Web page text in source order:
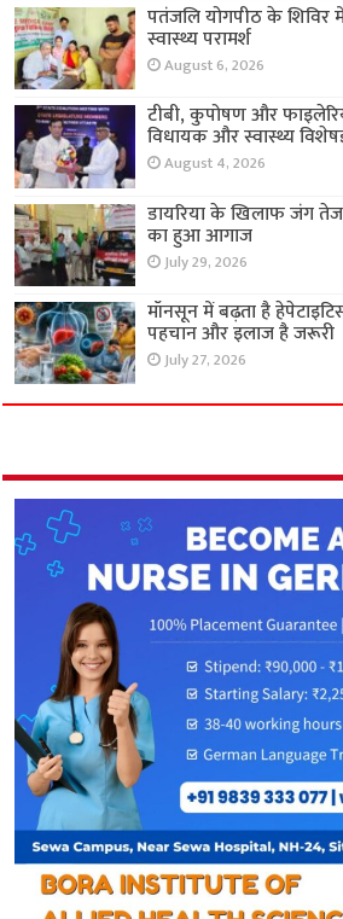
पतंजलि योगपीठ के शिविर
स्वास्थ्य परामर्श
August 6, 2026
टीबी, कुपोषण और
विधायक और स्वास्थ्य
August 4, 2026
डायरिया के खिलाफ जंग तेज,
का हुआ आगाज
July 29, 2026
मॉनसून में बढ़ता है
पहचान और इलाज है जरूरी
July 27, 2026